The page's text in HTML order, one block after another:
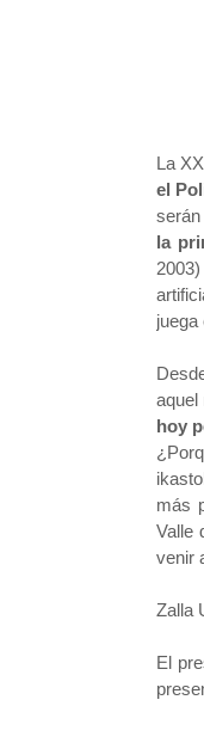
La
el
la
juega
aquel
hoy
más
Valle
venir
Zalla
El